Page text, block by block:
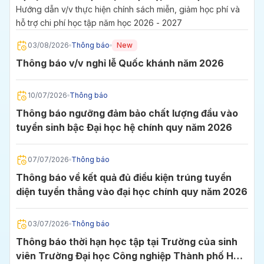
2027
Hướng dẫn v/v thực hiện chính sách miễn, giảm học phí và
hỗ trợ chi phí học tập năm học 2026 - 2027
03/08/2026 Thông báo New
Thông báo v/v nghỉ lễ Quốc khánh năm 2026
10/07/2026 Thông báo
Thông báo ngưỡng đảm bảo chất lượng đầu vào
tuyển sinh bậc Đại học hệ chính quy năm 2026
07/07/2026 Thông báo
Thông báo về kết quả đủ điều kiện trúng tuyển
diện tuyển thẳng vào đại học chính quy năm 2026
03/07/2026 Thông báo
Thông báo thời hạn học tập tại Trường của sinh
viên Trường Đại học Công nghiệp Thành phố Hồ